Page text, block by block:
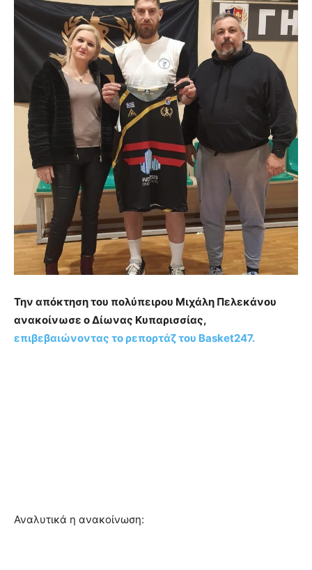
Την απόκτηση του πολύπειρου Μιχάλη Πελεκάνου
ανακοίνωσε ο Δίωνας Κυπαρισσίας,
επιβεβαιώνοντας το ρεπορτάζ του Basket247.
Αναλυτικά η ανακοίνωση: